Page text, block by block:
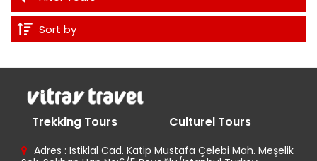
Trekking Tours Culturel Tours
Adres : Istiklal Cad. Katip Mustafa Çelebi Mah. Meşelik